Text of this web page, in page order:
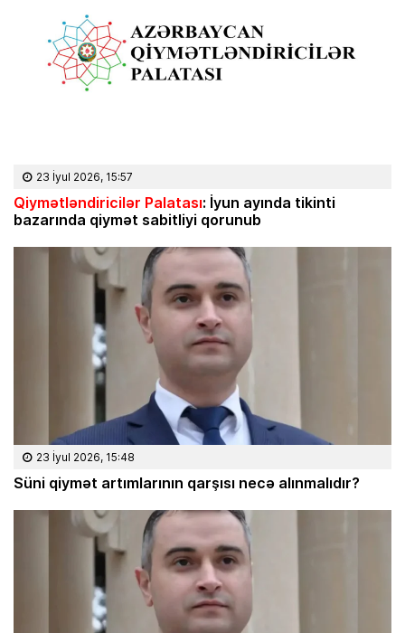
23 İyul 2026, 15:57
Qiymətləndiricilər Palatası: İyun ayında tikinti
bazarında qiymət sabitliyi qorunub
23 İyul 2026, 15:48
Süni qiymət artımlarının qarşısı necə alınmalıdır?